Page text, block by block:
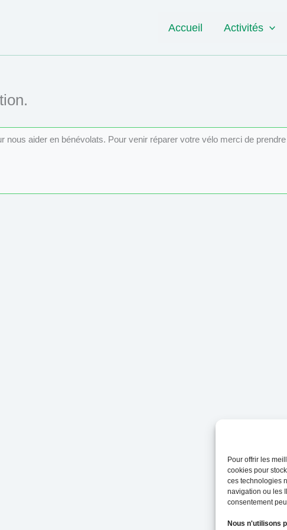
Pour offrir les
cookies pour
ces technologies
navigation ou les
consentement
Nous n'utilisons
Accueil Activités
nous aider en bénévolats. Pour venir réparer votre vélo merci de